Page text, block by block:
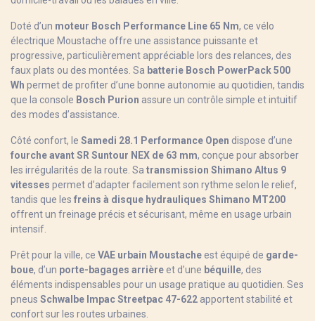
Doté d’un moteur Bosch Performance Line 65 Nm, ce vélo
électrique Moustache offre une assistance puissante et
progressive, particulièrement appréciable lors des relances, des
faux plats ou des montées. Sa batterie Bosch PowerPack 500
Wh permet de profiter d’une bonne autonomie au quotidien, tandis
que la console Bosch Purion assure un contrôle simple et intuitif
des modes d’assistance.
Côté confort, le Samedi 28.1 Performance Open dispose d’une
fourche avant SR Suntour NEX de 63 mm, conçue pour absorber
les irrégularités de la route. Sa transmission Shimano Altus 9
vitesses permet d’adapter facilement son rythme selon le relief,
tandis que les freins à disque hydrauliques Shimano MT200
offrent un freinage précis et sécurisant, même en usage urbain
intensif.
Prêt pour la ville, ce VAE urbain Moustacheest équipé de garde-
boue, d’un porte-bagages arrièreet d’une béquille, des
éléments indispensables pour un usage pratique au quotidien. Ses
pneus Schwalbe Impac Streetpac 47-622 apportent stabilité et
confort sur les routes urbaines.